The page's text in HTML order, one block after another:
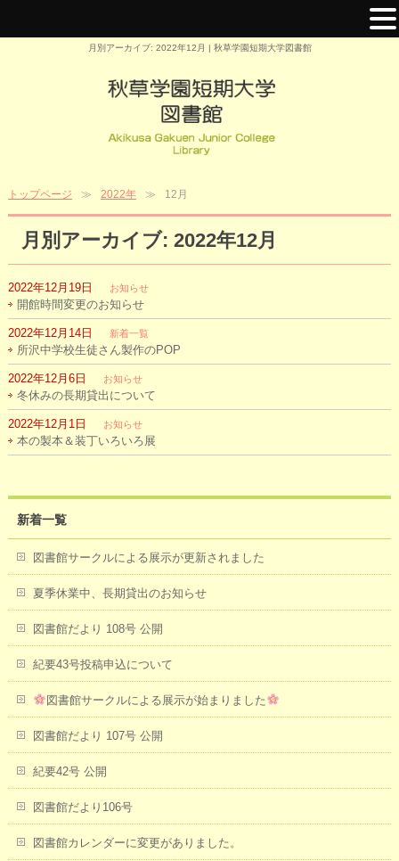
月別アーカイブ: 2022年12月 | 秋草学園短期大学図書館
トップページ 2022年 12月
月別アーカイブ: 2022年12月
2022年12月19日 お知らせ
開館時間変更のお知らせ
2022年12月14日 新着一覧
所沢中学校生徒さん製作のPOP
2022年12月6日 お知らせ
冬休みの長期貸出について
2022年12月1日 お知らせ
本の製本＆装丁いろいろ展
新着一覧
図書館サークルによる展示が更新されました
夏季休業中、長期貸出のお知らせ
図書館だより 108号 公開
紀要43号投稿申込について
図書館サークルによる展示が始まりました
図書館だより 107号 公開
紀要42号 公開
図書館だより106号
図書館カレンダーに変更がありました。